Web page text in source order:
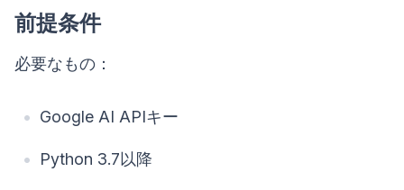
前提条件
必要なもの：
Google AI APIキー
Python 3.7以降